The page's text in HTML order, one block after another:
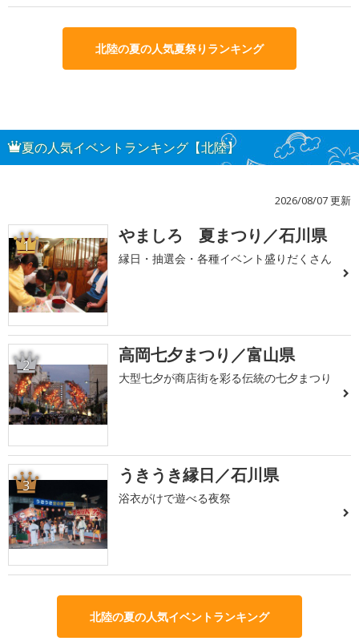
北陸の夏の人気夏祭りランキング
夏の人気イベントランキング【北陸】
2026/08/07 更新
1 やましろ 夏まつり／石川県
縁日・抽選会・各種イベント盛りだくさん
2 高岡七夕まつり／富山県
大型七夕が商店街を彩る伝統の七夕まつり
3 うきうき縁日／石川県
浴衣がけで遊べる夜祭
北陸の夏の人気イベントランキング